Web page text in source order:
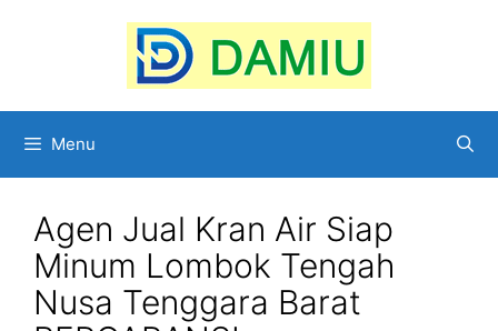
Menu
Agen Jual Kran Air Siap
Minum Lombok Tengah
Nusa Tenggara Barat